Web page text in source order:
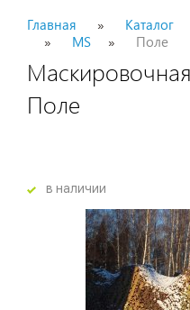
Главная Каталог
MS
Поле
Поле
в наличии